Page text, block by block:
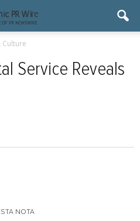
Culture
Service Reveals
NOTA